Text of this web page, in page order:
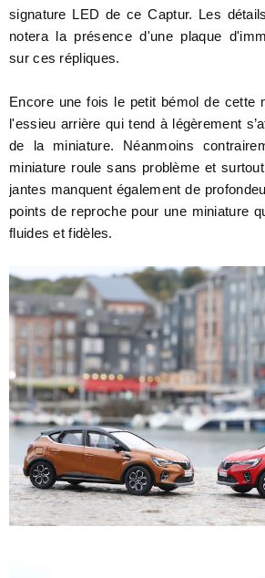
signature LED de ce Captur. Les
notera la présence d'une plaque
sur ces répliques.
Encore une fois le petit bémol de cette
l'essieu arrière qui tend à légèrement
de la miniature. Néanmoins
miniature roule sans problème et
jantes manquent également de
points de reproche pour une miniature
fluides et fidèles.